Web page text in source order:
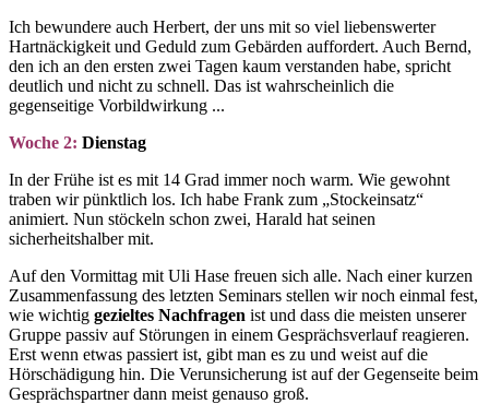
Ich bewundere auch Herbert, der uns mit so viel liebenswerter
Hartnäckigkeit und Geduld zum Gebärden auffordert. Auch Bernd,
den ich an den ersten zwei Tagen kaum verstanden habe, spricht
deutlich und nicht zu schnell. Das ist wahrscheinlich die
gegenseitige Vorbildwirkung ...
Woche 2: Dienstag
In der Frühe ist es mit 14 Grad immer noch warm. Wie gewohnt
traben wir pünktlich los. Ich habe Frank zum „Stockeinsatz“
animiert. Nun stöckeln schon zwei, Harald hat seinen
sicherheitshalber mit.
Auf den Vormittag mit Uli Hase freuen sich alle. Nach einer kurzen
Zusammenfassung des letzten Seminars stellen wir noch einmal fest,
wie wichtig gezieltes Nachfragen ist und dass die meisten unserer
Gruppe passiv auf Störungen in einem Gesprächsverlauf reagieren.
Erst wenn etwas passiert ist, gibt man es zu und weist auf die
Hörschädigung hin. Die Verunsicherung ist auf der Gegenseite beim
Gesprächspartner dann meist genauso groß.